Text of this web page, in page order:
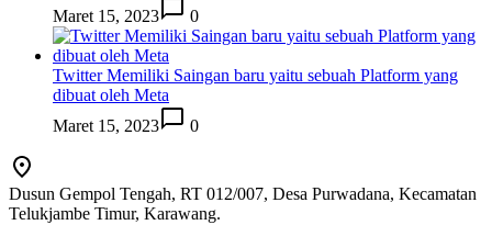
Maret 15, 2023
0
Twitter Memiliki Saingan baru yaitu sebuah Platform yang
dibuat oleh Meta
Maret 15, 2023
0
Dusun Gempol Tengah, RT 012/007, Desa Purwadana, Kecamatan
Telukjambe Timur, Karawang.